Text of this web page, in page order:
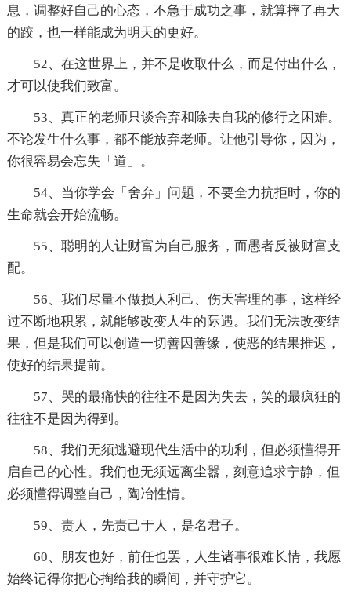
息，调整好自己的心态，不急于成功之事，就算摔了再大
的跤，也一样能成为明天的更好。
52、在这世界上，并不是收取什么，而是付出什么，
才可以使我们致富。
53、真正的老师只谈舍弃和除去自我的修行之困难。
不论发生什么事，都不能放弃老师。让他引导你，因为，
你很容易会忘失「道」。
54、当你学会「舍弃」问题，不要全力抗拒时，你的
生命就会开始流畅。
55、聪明的人让财富为自己服务，而愚者反被财富支
配。
56、我们尽量不做损人利己、伤天害理的事，这样经
过不断地积累，就能够改变人生的际遇。我们无法改变结
果，但是我们可以创造一切善因善缘，使恶的结果推迟，
使好的结果提前。
57、哭的最痛快的往往不是因为失去，笑的最疯狂的
往往不是因为得到。
58、我们无须逃避现代生活中的功利，但必须懂得开
启自己的心性。我们也无须远离尘嚣，刻意追求宁静，但
必须懂得调整自己，陶冶性情。
59、责人，先责己于人，是名君子。
60、朋友也好，前任也罢，人生诸事很难长情，我愿
始终记得你把心掏给我的瞬间，并守护它。